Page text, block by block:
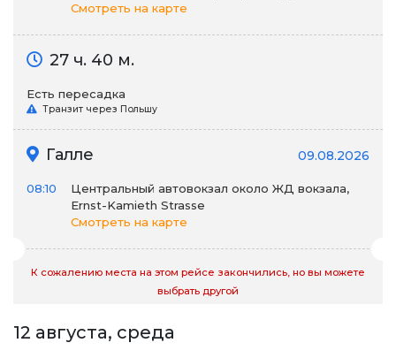
Смотреть на карте
27 ч. 40 м.
Есть пересадка
Транзит через Польшу
Галле 09.08.2026
08:10
Центральный автовокзал около ЖД вокзала,
Ernst-Kamieth Strasse
Смотреть на карте
К сожалению места на этом рейсе закончились, но вы можете
выбрать другой
12 августа, среда